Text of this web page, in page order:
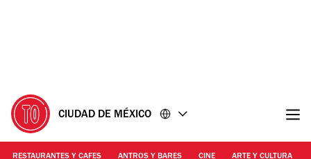
CIUDAD DE MÉXICO
RESTAURANTES Y CAFES ANTROS Y BARES CINE ARTE Y CULTURA